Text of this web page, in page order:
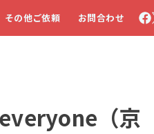
その他ご依頼 お問合わせ
（京